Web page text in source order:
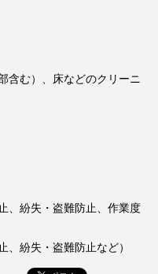
含む）、床などのクリーニ
、紛失・盗難防止、作業度
、紛失・盗難防止など）